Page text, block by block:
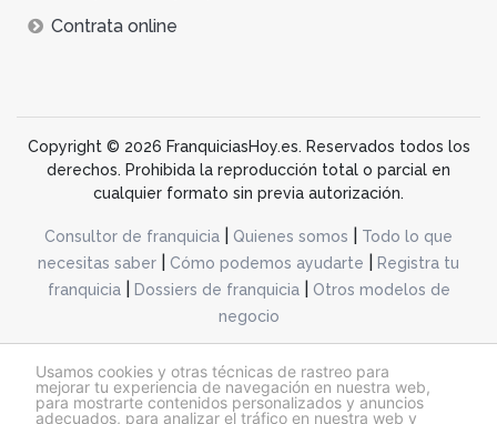
Usamos cookies y otras técnicas de rastreo para
mejorar tu experiencia de navegación en nuestra web,
para mostrarte contenidos personalizados y anuncios
adecuados, para analizar el tráfico en nuestra web y
Contrata online
Copyright © 2026 FranquiciasHoy.es. Reservados todos los
derechos. Prohibida la reproducción total o parcial en
cualquier formato sin previa autorización.
Consultor de franquicia Quienes somos
Todo lo que
necesitas saber
Cómo podemos ayudarte
Registra tu
franquicia| Dossiers de franquicia|
Otros modelos de
negocio
@franquiciashoy.es |Aviso legal| Política de cookies|Política de privacidad